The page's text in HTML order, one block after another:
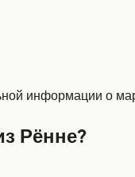
информации о
Рённе?